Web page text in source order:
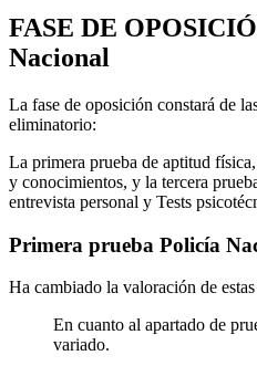
FASE DE
Nacional
La fase de oposición constará de
eliminatorio:
La primera prueba de aptitud
y conocimientos, y la tercera
entrevista personal y Tests
Primera prueba Policía
Ha cambiado la valoración de
En cuanto al apartado de
variado.